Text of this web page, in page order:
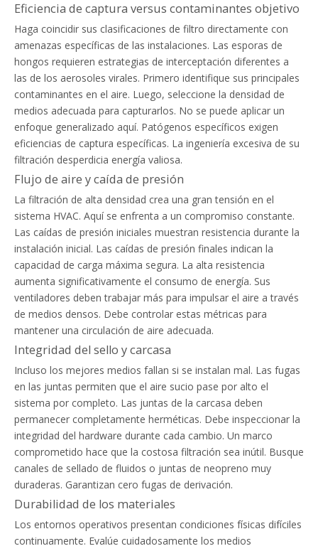
Eficiencia de captura versus contaminantes objetivo
Haga coincidir sus clasificaciones de filtro directamente con
amenazas específicas de las instalaciones. Las esporas de
hongos requieren estrategias de interceptación diferentes a
las de los aerosoles virales. Primero identifique sus principales
contaminantes en el aire. Luego, seleccione la densidad de
medios adecuada para capturarlos. No se puede aplicar un
enfoque generalizado aquí. Patógenos específicos exigen
eficiencias de captura específicas. La ingeniería excesiva de su
filtración desperdicia energía valiosa.
Flujo de aire y caída de presión
La filtración de alta densidad crea una gran tensión en el
sistema HVAC. Aquí se enfrenta a un compromiso constante.
Las caídas de presión iniciales muestran resistencia durante la
instalación inicial. Las caídas de presión finales indican la
capacidad de carga máxima segura. La alta resistencia
aumenta significativamente el consumo de energía. Sus
ventiladores deben trabajar más para impulsar el aire a través
de medios densos. Debe controlar estas métricas para
mantener una circulación de aire adecuada.
Integridad del sello y carcasa
Incluso los mejores medios fallan si se instalan mal. Las fugas
en las juntas permiten que el aire sucio pase por alto el
sistema por completo. Las juntas de la carcasa deben
permanecer completamente herméticas. Debe inspeccionar la
integridad del hardware durante cada cambio. Un marco
comprometido hace que la costosa filtración sea inútil. Busque
canales de sellado de fluidos o juntas de neopreno muy
duraderas. Garantizan cero fugas de derivación.
Durabilidad de los materiales
Los entornos operativos presentan condiciones físicas difíciles
continuamente. Evalúe cuidadosamente los medios